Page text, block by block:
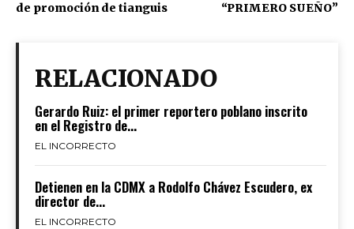
de promoción de tianguis
“PRIMERO SUEÑO”
RELACIONADO
Gerardo Ruiz: el primer reportero poblano inscrito
en el Registro de...
EL INCORRECTO
Detienen en la CDMX a Rodolfo Chávez Escudero, ex
director de...
EL INCORRECTO